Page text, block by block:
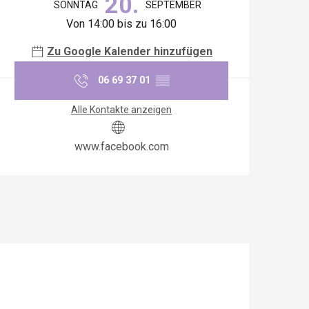
SONNTAG SEPTEMBER
Von 14:00 bis zu 16:00
Zu Google Kalender hinzufügen
06 69 37 01 ▒▒
Alle Kontakte anzeigen
www.facebook.com